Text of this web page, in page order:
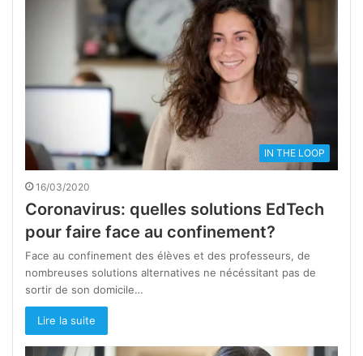
IN THE LOOP
16/03/2020
Coronavirus: quelles solutions EdTech
pour faire face au confinement?
Face au confinement des élèves et des professeurs, de
nombreuses solutions alternatives ne nécéssitant pas de
sortir de son domicile…
Lire la suite